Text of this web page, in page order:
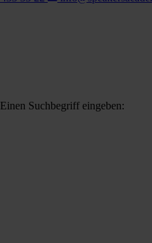
Einen Suchbegriff eingeben: